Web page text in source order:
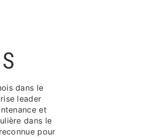
dans le
leader
et
dans le
pour